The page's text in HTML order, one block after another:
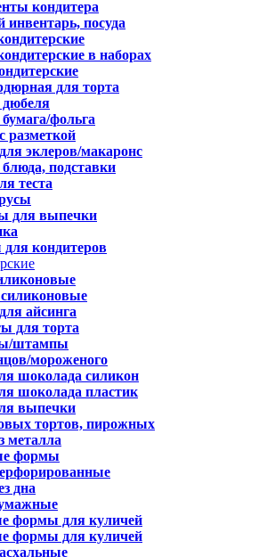
кондитера
посуда
в наборах
для торта
фольга
разметкой
эклеров/макаронс
подставки
теста
для выпечки
кондитеров
айсинга
для торта
штампы
мороженого
шоколада силикон
шоколада пластик
выпечки
тортов, пирожных
металла
формы
дна
формы для куличей
формы для куличей